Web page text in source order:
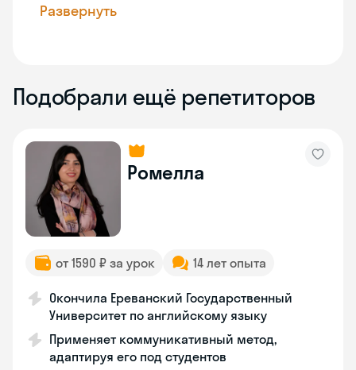
Развернуть
Подобрали ещё репетиторов
Ромелла
от 1590 ₽ за урок 14 лет опыта
Окончила Ереванский Государственный
Университет по английскому языку
Применяет коммуникативный метод,
адаптируя его под студентов